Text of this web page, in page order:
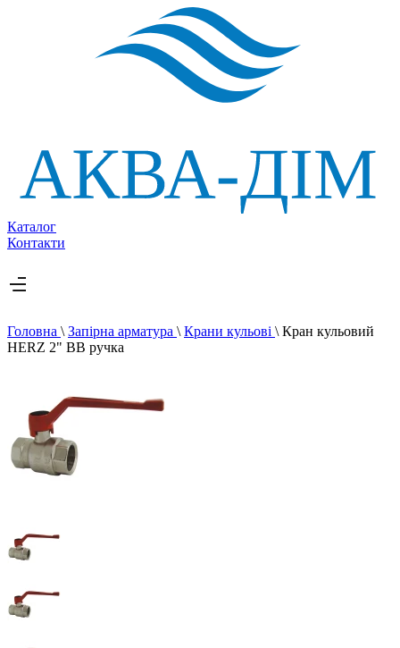
Каталог
Контакти
Головна \ Запірна арматура \ Крани кульові \ Кран кульовий
HERZ 2" ВВ ручка